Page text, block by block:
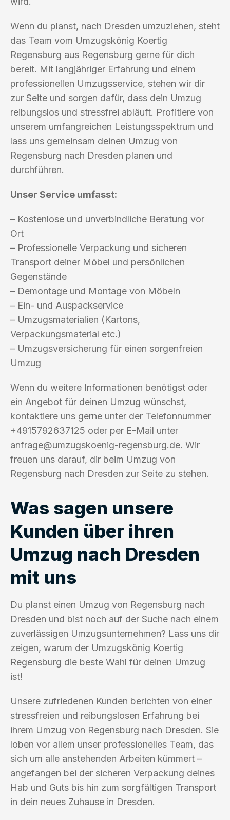
Wenn du planst, nach Dresden umzuziehen, steht
das Team vom Umzugskönig Koertig
Regensburg aus Regensburg gerne für dich
bereit. Mit langjähriger Erfahrung und einem
professionellen Umzugsservice, stehen wir dir
zur Seite und sorgen dafür, dass dein Umzug
reibungslos und stressfrei abläuft. Profitiere von
unserem umfangreichen Leistungsspektrum und
lass uns gemeinsam deinen Umzug von
Regensburg nach Dresden planen und
durchführen.
Unser Service umfasst:
– Kostenlose und unverbindliche Beratung vor
Ort
– Professionelle Verpackung und sicheren
Transport deiner Möbel und persönlichen
Gegenstände
– Demontage und Montage von Möbeln
– Ein- und Auspackservice
– Umzugsmaterialien (Kartons,
Verpackungsmaterial etc.)
– Umzugsversicherung für einen sorgenfreien
Umzug
Wenn du weitere Informationen benötigst oder
ein Angebot für deinen Umzug wünschst,
kontaktiere uns gerne unter der Telefonnummer
+4915792637125 oder per E-Mail unter
anfrage@umzugskoenig-regensburg.de. Wir
freuen uns darauf, dir beim Umzug von
Regensburg nach Dresden zur Seite zu stehen.
Was sagen unsere
Kunden über ihren
Umzug nach Dresden
mit uns
Du planst einen Umzug von Regensburg nach
Dresden und bist noch auf der Suche nach einem
zuverlässigen Umzugsunternehmen? Lass uns dir
zeigen, warum der Umzugskönig Koertig
Regensburg die beste Wahl für deinen Umzug
ist!
Unsere zufriedenen Kunden berichten von einer
stressfreien und reibungslosen Erfahrung bei
ihrem Umzug von Regensburg nach Dresden. Sie
loben vor allem unser professionelles Team, das
sich um alle anstehenden Arbeiten kümmert –
angefangen bei der sicheren Verpackung deines
Hab und Guts bis hin zum sorgfältigen Transport
in dein neues Zuhause in Dresden.